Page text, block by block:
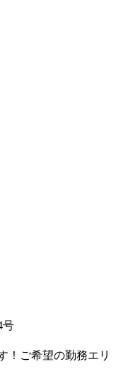
号
！ご希望の勤務エリ